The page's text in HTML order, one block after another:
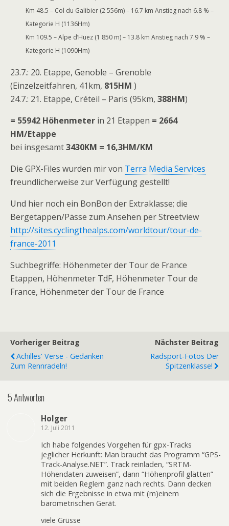
Km 48.5 – Col du Galibier (2 556m) – 16.7 km Anstieg nach 6.8 % –
Kategorie H (1136Hm)
Km 109.5 – Alpe d’Huez (1 850 m) – 13.8 km Anstieg nach 7.9 % –
Kategorie H (1090Hm)
23.7.: 20. Etappe, Genoble – Grenoble
(Einzelzeitfahren, 41km, 815HM )
24.7.: 21. Etappe, Créteil – Paris (95km, 388HM)
= 55942 Höhenmeter in 21 Etappen = 2664
HM/Etappe
bei insgesamt3430KM = 16,3HM/KM
Die GPX-Files wurden mir von Terra Media Services
freundlicherweise zur Verfügung gestellt!
Und hier noch ein BonBon der Extraklasse; die
Bergetappen/Pässe zum Ansehen per Streetview
http://sites.cyclingthealps.com/worldtour/tour-de-
france-2011
Suchbegriffe: Höhenmeter der Tour de France
Etappen, Höhenmeter TdF, Höhenmeter Tour de
France, Höhenmeter der Tour de France
Vorheriger Beitrag
Achilles' Verse - Gedanken
Zum Rennradeln!
Nächster Beitrag
Radsport-Fotos Der
Spitzenklasse!
5 Antworten
Holger
12. Juli 2011
Ich habe folgendes Vorgehen für gpx-Tracks
jeglicher Herkunft: Man braucht das Programm “GPS-
Track-Analyse.NET”. Track reinladen, “SRTM-
Höhendaten zuweisen”, dann “Höhenprofil glätten”
mit beiden Reglern ganz nach rechts. Dann decken
sich die Ergebnisse in etwa mit (m)einem
barometrischen Gerät.
viele Grüsse